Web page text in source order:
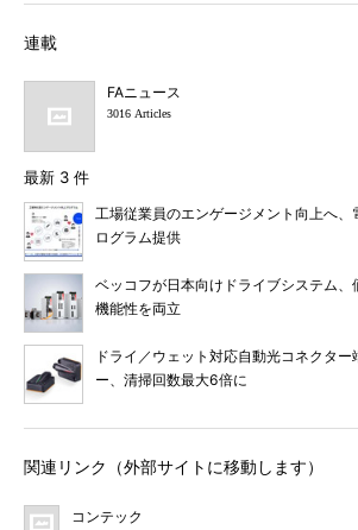
連載
FAニュース
3016 Articles
最新 3 件
工場従業員のエンゲージメント向上へ、
ログラム提供
ベッコフが日本向けドライブシステム、
機能性を両立
ドライ／ウェット対応自動光コネクター
ー、清掃回数最大6倍に
関連リンク（外部サイトに移動します）
コンテック